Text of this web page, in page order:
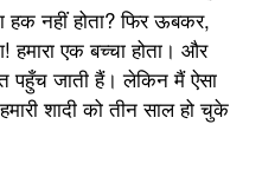
हक नहीं होता? फिर ऊबकर,
एक बच्चा होता। और
जाती हैं। लेकिन मैं ऐसा
शादी को तीन साल हो चुके